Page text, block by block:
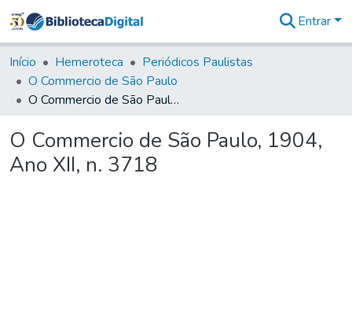
&
Coleções
Tudo na
Biblioteca
Estatísticas
Entrar
Início Hemeroteca
Periódicos Paulistas
O Commercio de São Paulo
O Commercio de São Paulo, 1904, Ano XII, n. 3718
O Commercio de São Paulo, 1904,
Ano XII, n. 3718